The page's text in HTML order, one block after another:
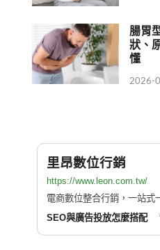
腸胃
狀、
懂
2026-
里昂數位行銷
https://www.leon.com.tw/
電商數位整合行銷，一站式
SEO與廣告投放怎麼搭配